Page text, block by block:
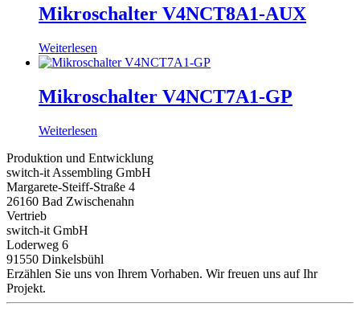
Mikroschalter V4NCT8A1-AUX
Weiterlesen
Mikroschalter V4NCT7A1-GP
Weiterlesen
Produktion und Entwicklung
switch-it Assembling GmbH
Margarete-Steiff-Straße 4
26160 Bad Zwischenahn
Vertrieb
switch-it GmbH
Loderweg 6
91550 Dinkelsbühl
Erzählen Sie uns von Ihrem Vorhaben. Wir freuen uns auf Ihr
Projekt.